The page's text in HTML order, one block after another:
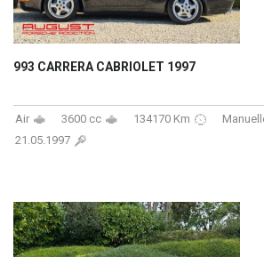
993 CARRERA CABRIOLET 1997
Air 3600 cc 134170 Km
21.05.1997